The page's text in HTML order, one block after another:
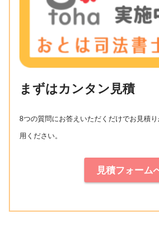
まずはカンタン見積
8つの質問にお答えいただくだけでお見積
用ください。
見積フォーム